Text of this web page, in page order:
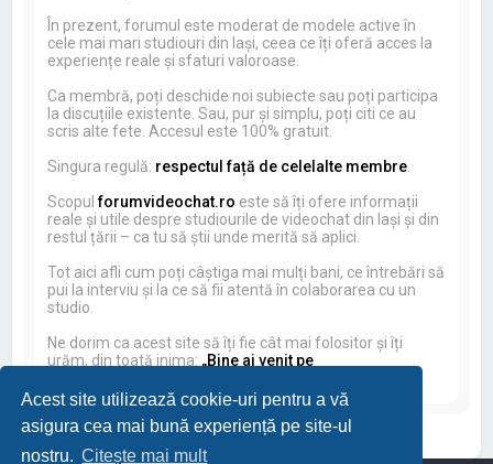
Acest site utilizează cookie-uri pentru a vă
asigura cea mai bună experiență pe site-ul
nostru. Citește mai mult
În prezent, forumul este moderat de modele active în
cele mai mari studiouri din Iași, ceea ce îți oferă acces la
experiențe reale și sfaturi valoroase.
Ca membră, poți deschide noi subiecte sau poți participa
la discuțiile existente. Sau, pur și simplu, poți citi ce au
scris alte fete. Accesul este 100% gratuit.
Singura regulă: respectul față de celelalte membre
Scopulforumvideochat.ro este să îți ofere informații
reale și utile despre studiourile de videochat din Iași și din
restul țării – ca tu să știi unde merită să aplici.
Tot aici afli cum poți câștiga mai mulți bani, ce întrebări să
pui la interviu și la ce să fii atentă în colaborarea cu un
studio.
Ne dorim ca acest site să îți fie cât mai folositor și îți
urăm, din toată inima: „Bine ai venit pe